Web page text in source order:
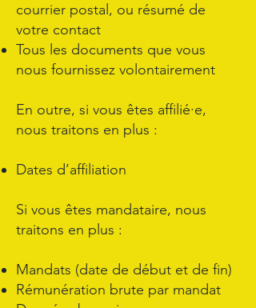
courrier postal, ou résumé de
votre contact
Tous les documents que vous
nous fournissez volontairement
En outre, si vous êtes affilié·e,
nous traitons en plus :
Dates d’affiliation
Si vous êtes mandataire, nous
traitons en plus :
Mandats (date de début et de fin)
Rémunération brute par mandat